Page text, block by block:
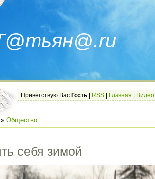
Приветствую Вас Гость RSS Главная Видео
» Общество
себя зимой